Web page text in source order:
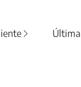
Última